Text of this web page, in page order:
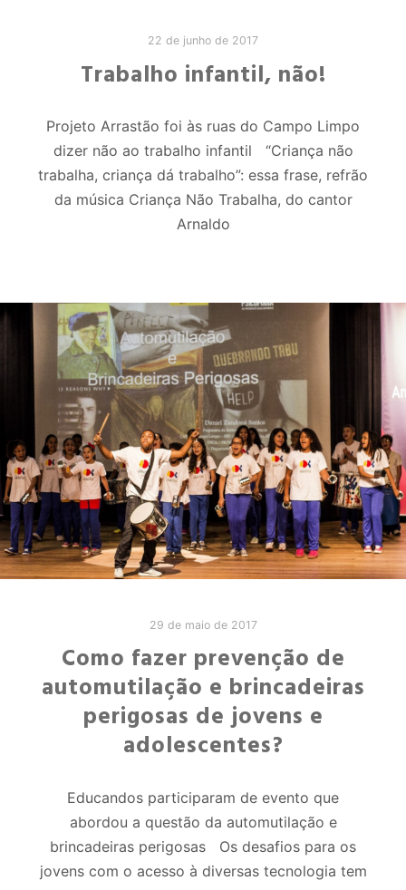
22 de junho de 2017
Trabalho infantil, não!
Projeto Arrastão foi às ruas do Campo Limpo
dizer não ao trabalho infantil “Criança não
trabalha, criança dá trabalho”: essa frase, refrão
da música Criança Não Trabalha, do cantor
Arnaldo
29 de maio de 2017
Como fazer prevenção de
automutilação e brincadeiras
perigosas de jovens e
adolescentes?
Educandos participaram de evento que
abordou a questão da automutilação e
brincadeiras perigosas Os desafios para os
jovens com o acesso à diversas tecnologia tem